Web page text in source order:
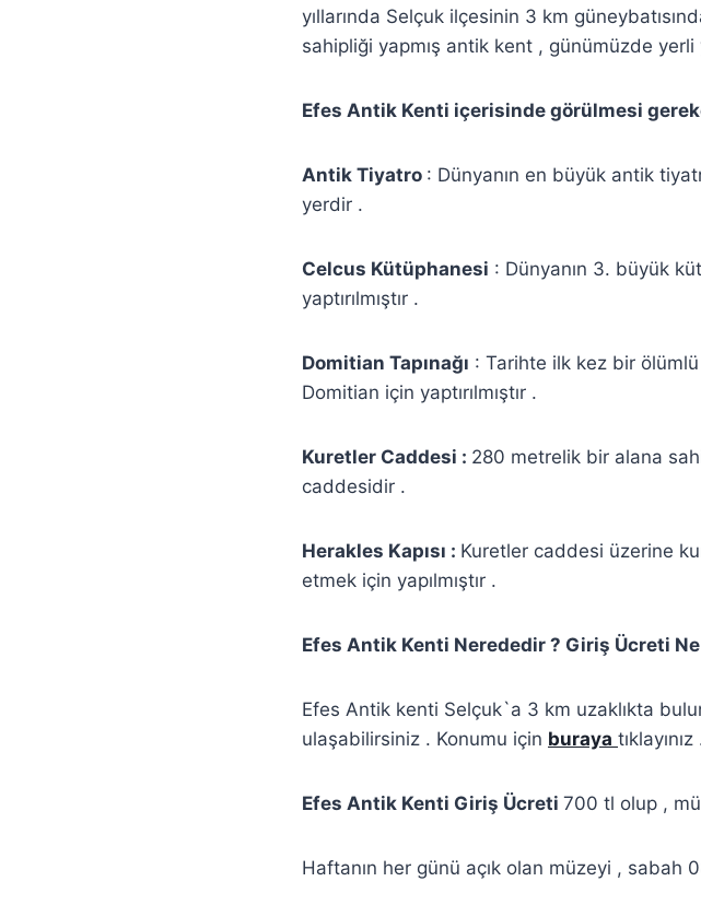
yıllarında Selçuk ilçesinin 3 km
sahipliği yapmış antik kent , günümüzde
Efes Antik Kenti içerisinde görülmesi
Antik Tiyatro : Dünyanın en büyük antik
yerdir .
Celcus Kütüphanesi : Dünyanın 3. büyük
yaptırılmıştır .
Domitian Tapınağı : Tarihte ilk kez bir ölümlü
Domitian için yaptırılmıştır .
Kuretler Caddesi : 280 metrelik bir alana
caddesidir .
Herakles Kapısı : Kuretler caddesi üzerine
etmek için yapılmıştır .
Efes Antik Kenti Nerededir ? Giriş Ücreti
Efes Antik kenti Selçuk`a 3 km uzaklıkta
ulaşabilirsiniz . Konumu için buraya tıklayınız
Efes Antik Kenti Giriş Ücreti 700 tl olup ,
Haftanın her günü açık olan müzeyi ,